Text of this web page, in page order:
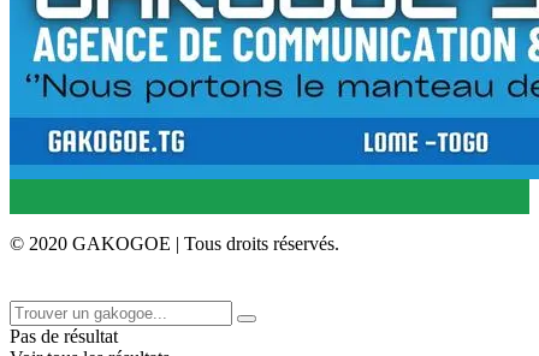
© 2020 GAKOGOE | Tous droits réservés.
Pas de résultat